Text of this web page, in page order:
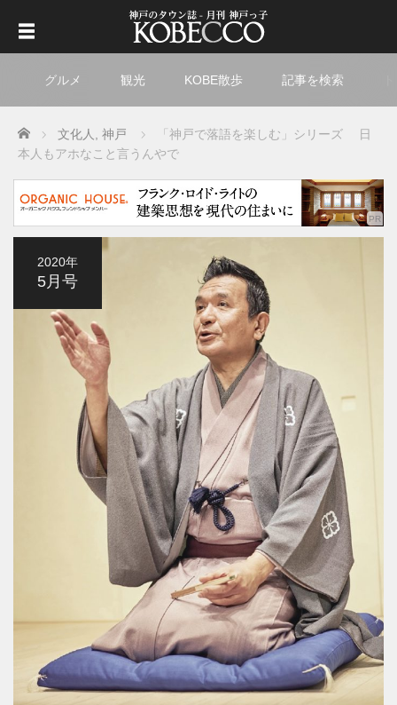
グルメ 観光 KOBE散歩 記事を検索
Home 文化人 神戸
「神戸で落語を楽しむ」シリーズ 日
本人もアホなこと言うんやで
2020年
5月号